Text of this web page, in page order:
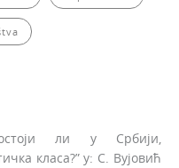
ли у Србији,
класа?” у: С. Вујовић